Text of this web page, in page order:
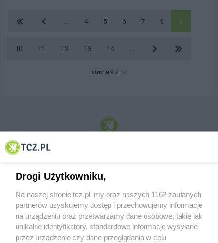
4 5 6 7 8 9
10 11 12 13 14
strona 9 z 54
© 2001-2026 Tczew - TCZ.PL Sp. z o.o. Internetowy Serwis Informacyjny Miasta
Drogi Użytkowniku,
Na naszej stronie tcz.pl, my oraz naszych 1162 zaufanych
partnerów uzyskujemy dostęp i przechowujemy informacje
na urządzeniu oraz przetwarzamy dane osobowe, takie jak
unikalne identyfikatory, standardowe informacje wysyłane
przez urządzenie czy dane przeglądania w celu